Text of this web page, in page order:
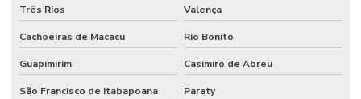
Três Rios Valença
Cachoeiras de Macacu Rio Bonito
Guapimirim Casimiro de Abreu
São Francisco de Itabapoana Paraty